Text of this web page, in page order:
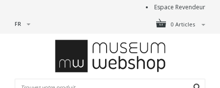
Espace Revendeur
0 Articles
FR